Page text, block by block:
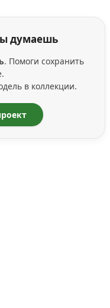
думаешь
. Помоги сохранить
в коллекции.